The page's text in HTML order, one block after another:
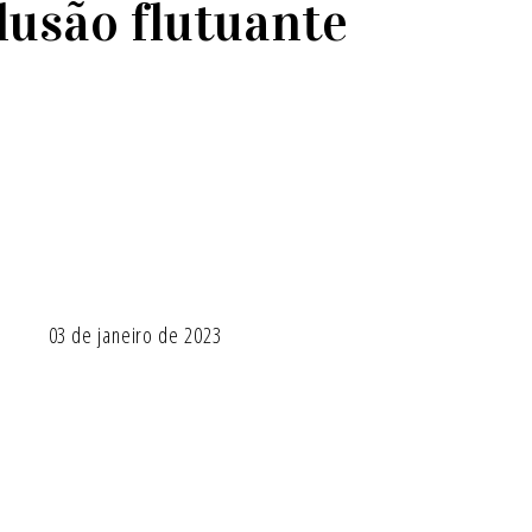
flutuante
03 de janeiro de 2023